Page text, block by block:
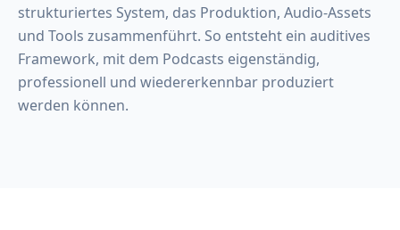
strukturiertes System, das Produktion, Audio-Assets
und Tools zusammenführt. So entsteht ein auditives
Framework, mit dem Podcasts eigenständig,
professionell und wiedererkennbar produziert
werden können.